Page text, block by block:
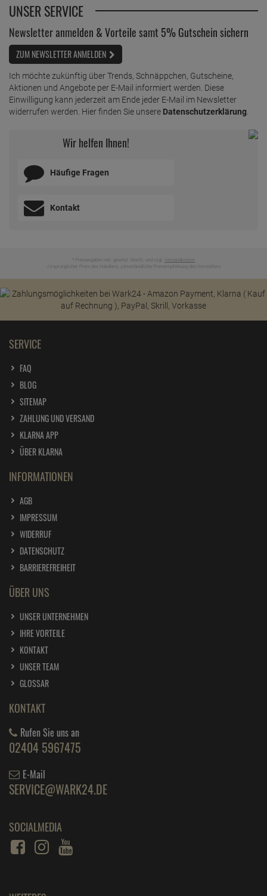
UNSER SERVICE
Newsletter anmelden & Vorteile samt 5% Gutschein sichern
ZUM NEWSLETTER ANMELDEN
Ich möchte zukünftig über Trends, Schnäppchen, Gutscheine,
Aktionen und Angebote per E-Mail informiert werden. Diese
Einwilligung kann jederzeit am Ende jeder E-Mail im Newsletter
widerrufen werden. Hier finden Sie unsere Datenschutzerklärung
Wir helfen Ihnen!
Häufige Fragen
Kontakt
* Preisangaben inkl. gesetzl. MwSt. und zzgl. Versandkosten
Ursprünglicher Preis des Händlers, Unverbindliche Preisempfehlung des Herstellers
SERVICE
FAQ
BLOG
SITEMAP
ZAHLUNG UND VERSAND
KLARNA APP
ÜBER KLARNA
INFORMATIONEN
AGB
IMPRESSUM
WIDERRUF
DATENSCHUTZ
BARRIEREFREIHEIT
ÜBER UNS
UNSER UNTERNEHMEN
IHRE VORTEILE
KONTAKT
UNSER TEAM
GLOSSAR
KONTAKT
Rufen Sie uns an
02404 5967475
E-Mail
SERVICE@WARK24.DE
SOCIALMEDIA